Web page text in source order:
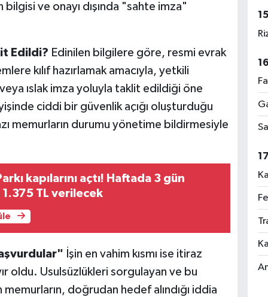
ve onayı dışında "sahte imza"
Edildi? Edinilen bilgilere göre, resmi evrak
kılıf hazırlamak amacıyla, yetkili
ıslak imza yoluyla taklit edildiği öne
ciddi bir güvenlik açığı oluşturduğu
memurların durumu yönetime bildirmesiyle
kapılarını açtı! Haftada 3 gün
1.375 TL verilecek
İşin en vahim kısmı ise itiraz
oldu. Usulsüzlükleri sorgulayan ve bu
doğrudan hedef alındığı iddia